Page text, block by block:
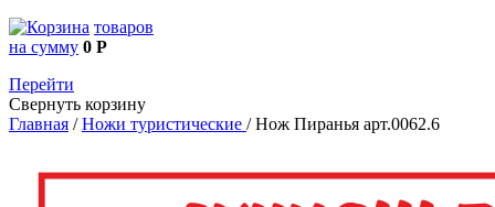
товаров
на сумму 0 Р
Перейти
Свернуть корзину
Главная /Ножи туристические /Нож Пиранья арт.0062.6